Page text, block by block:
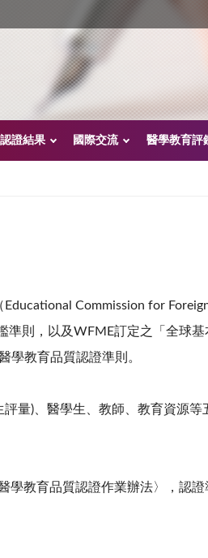
認證結果 國際交流 醫學教育評
Commission for
則，以及WFME訂定之「全球
學教育品質認證準則。
量)、醫學生、教師、教育資源
教育品質認證作業辦法〉，認